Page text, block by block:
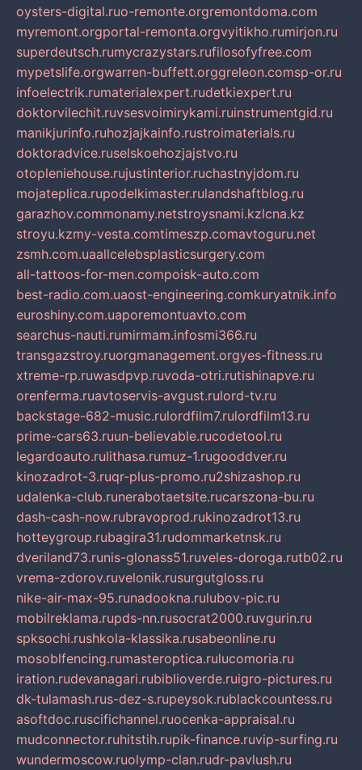
oysters-digital.ruo-remonte.orgremontdoma.com
myremont.orgportal-remonta.orgvyitikho.rumirjon.ru
superdeutsch.rumycrazystars.rufilosofyfree.com
mypetslife.orgwarren-buffett.orggreleon.comsp-or.ru
infoelectrik.rumaterialexpert.rudetkiexpert.ru
doktorvilechit.ruvsesvoimirykami.ruinstrumentgid.ru
manikjurinfo.ruhozjajkainfo.rustroimaterials.ru
doktoradvice.ruselskoehozjajstvo.ru
otopleniehouse.rujustinterior.ruchastnyjdom.ru
mojateplica.rupodelkimaster.rulandshaftblog.ru
garazhov.commonamy.netstroysnami.kzlcna.kz
stroyu.kzmy-vesta.comtimeszp.comavtoguru.net
zsmh.com.uaallcelebsplasticsurgery.com
all-tattoos-for-men.compoisk-auto.com
best-radio.com.uaost-engineering.comkuryatnik.info
euroshiny.com.uaporemontuavto.com
searchus-nauti.rumirmam.infosmi366.ru
transgazstroy.ruorgmanagement.orgyes-fitness.ru
xtreme-rp.ruwasdpvp.ruvoda-otri.rutishinapve.ru
orenferma.ruavtoservis-avgust.rulord-tv.ru
backstage-682-music.rulordfilm7.rulordfilm13.ru
prime-cars63.ruun-believable.rucodetool.ru
legardoauto.rulithasa.rumuz-1.rugooddver.ru
kinozadrot-3.ruqr-plus-promo.ru2shizashop.ru
udalenka-club.runerabotaetsite.rucarszona-bu.ru
dash-cash-now.rubravoprod.rukinozadrot13.ru
hotteygroup.rubagira31.rudommarketnsk.ru
dveriland73.runis-glonass51.ruveles-doroga.rutb02.ru
vrema-zdorov.ruvelonik.rusurgutgloss.ru
nike-air-max-95.runadookna.rulubov-pic.ru
mobilreklama.rupds-nn.rusocrat2000.ruvgurin.ru
spksochi.rushkola-klassika.rusabeonline.ru
mosoblfencing.rumasteroptica.rulucomoria.ru
iration.rudevanagari.rubiblioverde.ruigro-pictures.ru
dk-tulamash.rus-dez-s.rupeysok.rublackcountess.ru
asoftdoc.ruscifichannel.ruocenka-appraisal.ru
mudconnector.ruhitstih.rupik-finance.ruvip-surfing.ru
wundermoscow.ruolymp-clan.rudr-pavlush.ru